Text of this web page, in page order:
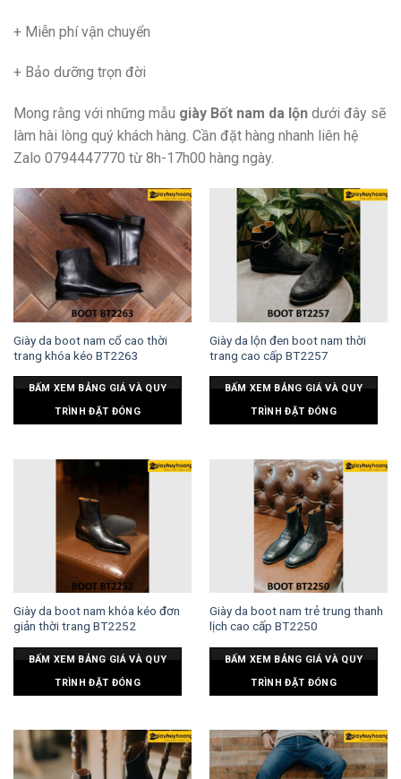
+ Miễn phí vận chuyển
+ Bảo dưỡng trọn đời
Mong rằng với những mẫu giày Bốt nam da lộn dưới đây sẽ
làm hài lòng quý khách hàng. Cần đặt hàng nhanh liên hệ
Zalo 0794447770 từ 8h-17h00 hàng ngày.
Giày da boot nam cổ cao thời
trang khóa kéo BT2263
BẤM XEM BẢNG GIÁ VÀ QUY
TRÌNH ĐẶT ĐÓNG
Giày da lộn đen boot nam thời
trang cao cấp BT2257
BẤM XEM BẢNG GIÁ VÀ QUY
TRÌNH ĐẶT ĐÓNG
Giày da boot nam khóa kéo đơn
giản thời trang BT2252
BẤM XEM BẢNG GIÁ VÀ QUY
TRÌNH ĐẶT ĐÓNG
Giày da boot nam trẻ trung thanh
lịch cao cấp BT2250
BẤM XEM BẢNG GIÁ VÀ QUY
TRÌNH ĐẶT ĐÓNG